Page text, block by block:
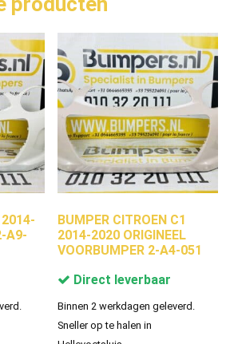
A9-
BUMPER CITROEN C1
2014-2020 ORIGINEEL
VOORBUMPER 2-A4-051
Direct leverbaar
Binnen 2 werkdagen geleverd.
Sneller op te halen in